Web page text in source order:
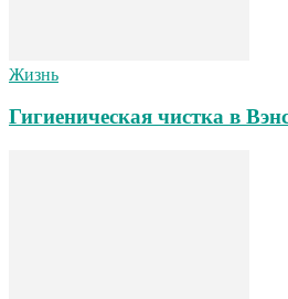
Жизнь
Гигиеническая чистка в